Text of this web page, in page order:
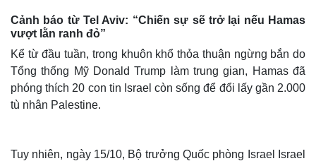
Cảnh báo từ Tel Aviv: “Chiến sự sẽ trở lại nếu Hamas
vượt lằn ranh đỏ”
Kể từ đầu tuần, trong khuôn khổ thỏa thuận ngừng bắn do
Tổng thống Mỹ Donald Trump làm trung gian, Hamas đã
phóng thích 20 con tin Israel còn sống để đổi lấy gần 2.000
tù nhân Palestine.
Tuy nhiên, ngày 15/10, Bộ trưởng Quốc phòng Israel Israel